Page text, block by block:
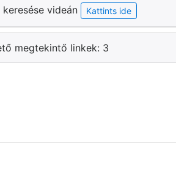
videán Kattints ide
megtekintő linkek: 3